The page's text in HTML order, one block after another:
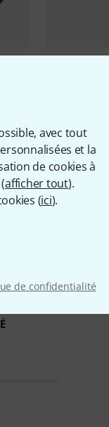
avec tout
et la
de cookies à
afficher tout).
(ici).
de confidentialité
Hughes &